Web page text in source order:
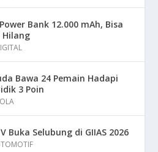
Bank 12.000 mAh, Bisa
Hilang
Bawa 24 Pemain Hadapi
3 Poin
Buka Selubung di GIIAS 2026